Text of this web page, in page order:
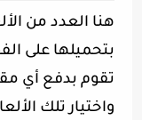
هنا العدد من
بتحميلها على
تقوم بدفع أي
واختيار تلك